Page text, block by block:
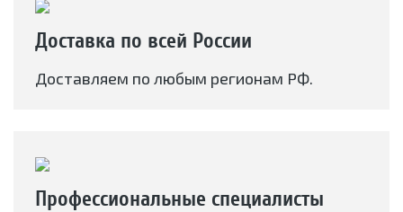
Доставка по всей России
Доставляем по любым регионам РФ.
Профессиональные специалисты